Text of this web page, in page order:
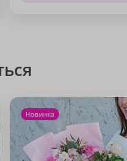
Новинка